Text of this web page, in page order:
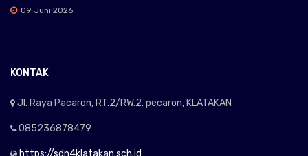
09 Juni 2026
KONTAK
Jl. Raya Pacaron, RT.2/RW.2. pecaron, KLATAKAN
085236878479
https://sdn4klatakan.sch.id